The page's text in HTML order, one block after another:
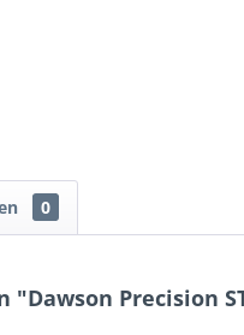
0
Precision